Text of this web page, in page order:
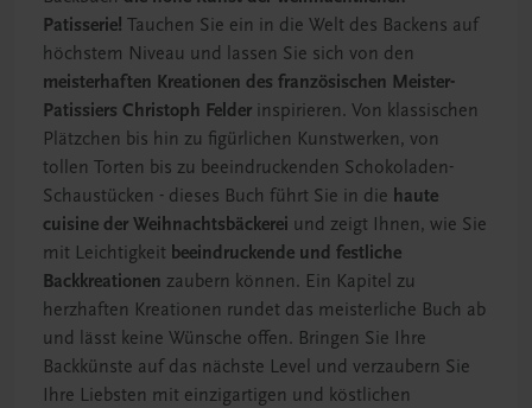
Patisserie! Tauchen Sie ein in die Welt des Backens auf
höchstem Niveau und lassen Sie sich von den
meisterhaften Kreationen des französischen Meister-
Patissiers Christoph Felder inspirieren. Von klassischen
Plätzchen bis hin zu figürlichen Kunstwerken, von
tollen Torten bis zu beeindruckenden Schokoladen-
Schaustücken - dieses Buch führt Sie in die haute
cuisine der Weihnachtsbäckerei und zeigt Ihnen, wie Sie
mit Leichtigkeit beeindruckende und festliche
Backkreationen zaubern können. Ein Kapitel zu
herzhaften Kreationen rundet das meisterliche Buch ab
und lässt keine Wünsche offen. Bringen Sie Ihre
Backkünste auf das nächste Level und verzaubern Sie
Ihre Liebsten mit einzigartigen und köstlichen